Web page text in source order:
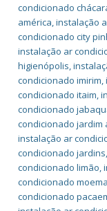
condicionado
américa,instalação
condicionado city
instalação ar
higienópolis,
condicionado imirim,
condicionado itaim,
condicionado
condicionado jardim
instalação ar
condicionado jardins
condicionado limão,
condicionado moema
condicionado